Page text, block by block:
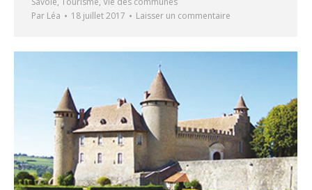
Par Léa 18 juillet 2017 Laisser un commentaire